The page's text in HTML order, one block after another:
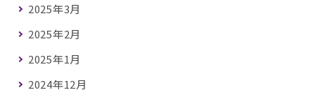
2025年3月
2025年2月
2025年1月
2024年12月